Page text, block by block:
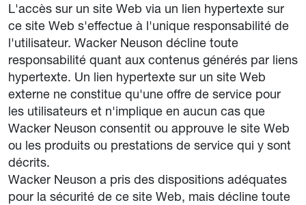
L'accès sur un site Web via un lien hypertexte sur
ce site Web s'effectue à l'unique responsabilité de
l'utilisateur. Wacker Neuson décline toute
responsabilité quant aux contenus générés par liens
hypertexte. Un lien hypertexte sur un site Web
externe ne constitue qu'une offre de service pour
les utilisateurs et n'implique en aucun cas que
Wacker Neuson consentit ou approuve le site Web
ou les produits ou prestations de service qui y sont
décrits.
Wacker Neuson a pris des dispositions adéquates
pour la sécurité de ce site Web, mais décline toute